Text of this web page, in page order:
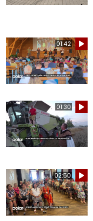
01:42
01:30
02:50